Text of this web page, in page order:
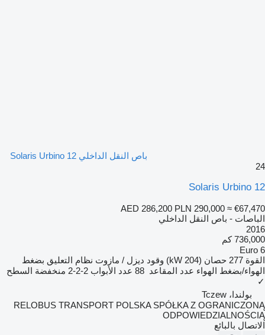
باص النقل الداخلي Solaris Urbino 12
24
Solaris Urbino 12
AED 286,200 PLN 290,000 ≈ €67,470
الباصات - باص النقل الداخلي
2016
736,000 كم
Euro 6
القوة 277 حصان (204 kW) وقود ديزل / مازوت نظام التعليق بضغط
الهواء/بضغط الهواء عدد المقاعد 88 عدد الأبواب 2-2-2
منخفضة السطح
✓
بولندا، Tczew
RELOBUS TRANSPORT POLSKA SPÓŁKA Z OGRANICZONĄ
ODPOWIEDZIALNOŚCIĄ
الاتصال بالبائع